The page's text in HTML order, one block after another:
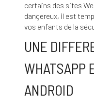
certains des sites
dangereux, il est
vos enfants de la
UNE
WHATSAPP
ANDROID